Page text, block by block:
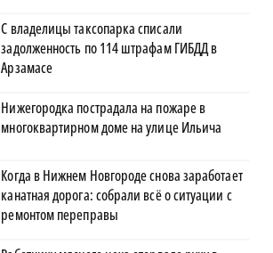
С владелицы таксопарка списали
задолженность по 114 штрафам ГИБДД в
Арзамасе
Нижегородка пострадала на пожаре в
многоквартирном доме на улице Ильича
Когда в Нижнем Новгороде снова заработает
канатная дорога: собрали всё о ситуации с
ремонтом переправы